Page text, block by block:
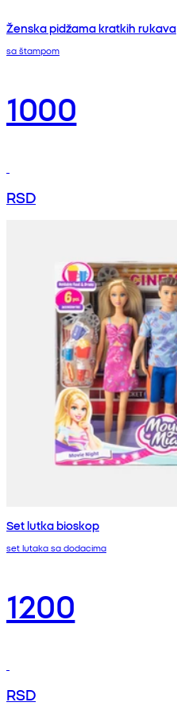
Ženska pidžama kratkih rukava
sa štampom
1000
RSD
Set lutka bioskop
set lutaka sa dodacima
1200
RSD